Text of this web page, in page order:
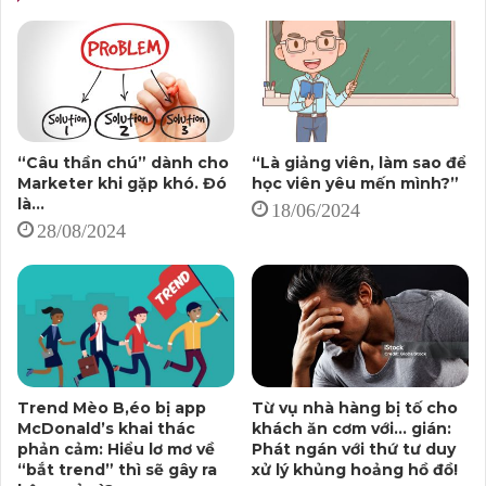
năng (KHTN) của mình, khả năng thành công (chốt đơn,
gắn bó) càng cao.
Việc hiểu đối tượng KHTN bao gồm một số yếu tố cơ
bản nhất định, như: Độ tuổi; Giới tính; Trình độ học
vấn; Thu nhập.
Đương nhiên, phải cần thêm những yếu tố sâu hơn, như
đối mặt là gì? Sản phẩm/dịch vụ của doanh nghiệp có
thể giải quyết vấn đề gì cho họ?
Và tất nhiên, đừng ngồi một chỗ mà giả định!
Hãy nhìn vào tập khách hàng hiện tại của doanh nghiệp
để nghiên cứu, và xem những ai gắn bó với thương hiệu.
Công ty có thể thiết lập các bảng hỏi (khảo sát) online
“Câu thần chú” dành cho
Marketer khi gặp khó. Đó
là…
28/08/2024
“Là giảng viên, làm sao để
học viên yêu mến mình?”
18/06/2024
Trend Mèo B,éo bị app
McDonald’s khai thác
phản cảm: Hiểu lơ mơ về
“bắt trend” thì sẽ gây ra
Từ vụ nhà hàng bị tố cho
khách ăn cơm với… gián:
Phát ngán với thứ tư duy
xử lý khủng hoảng hồ đồ!